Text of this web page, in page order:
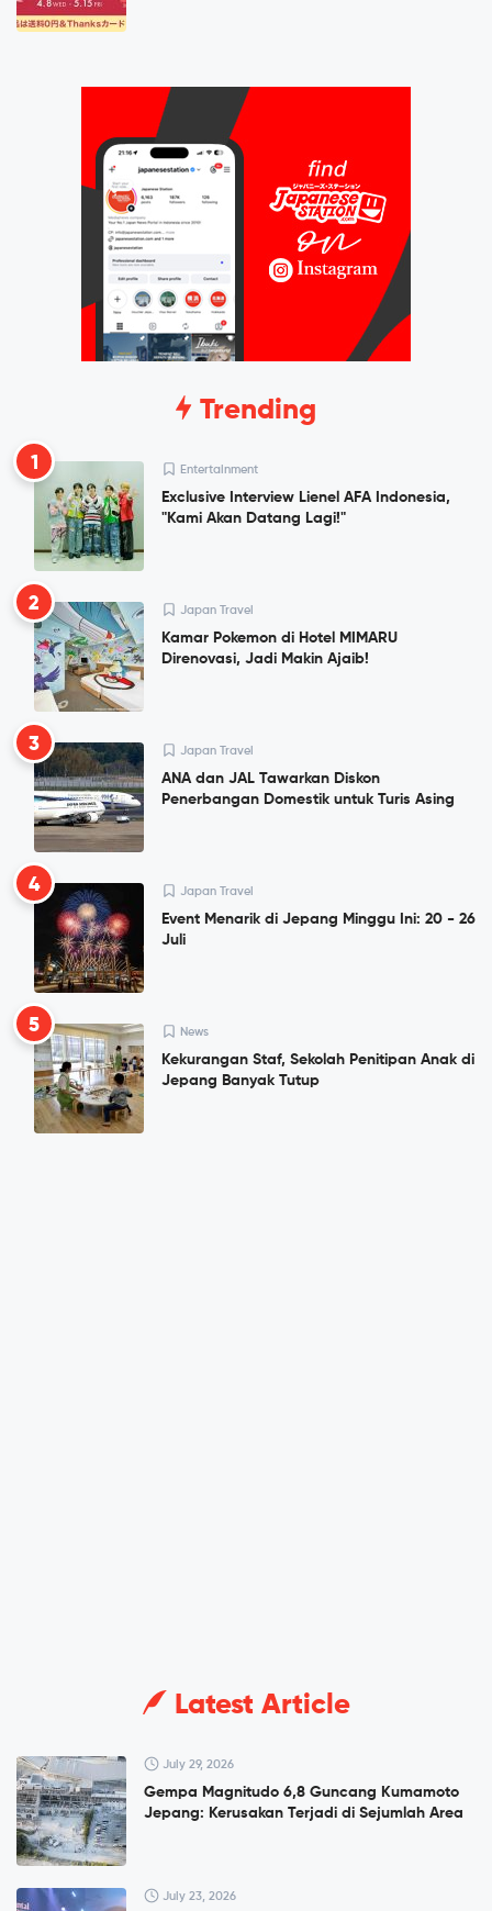
Trending
1 Entertainment
Exclusive Interview Lienel AFA Indonesia,
"Kami Akan Datang Lagi!"
2 Japan Travel
Kamar Pokemon di Hotel MIMARU
Direnovasi, Jadi Makin Ajaib!
3 Japan Travel
ANA dan JAL Tawarkan Diskon
Penerbangan Domestik untuk Turis Asing
4 Japan Travel
Event Menarik di Jepang Minggu Ini: 20 - 26
Juli
5 News
Kekurangan Staf, Sekolah Penitipan Anak di
Jepang Banyak Tutup
Latest Article
July 29, 2026
Gempa Magnitudo 6,8 Guncang Kumamoto
Jepang: Kerusakan Terjadi di Sejumlah Area
July 23, 2026